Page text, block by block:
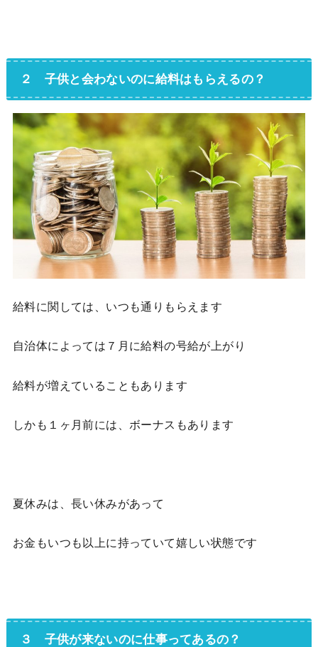
２ 子供と会わないのに給料はもらえるの？
給料に関しては、いつも通りもらえます
自治体によっては７月に給料の号給が上がり
給料が増えていることもあります
しかも１ヶ月前には、ボーナスもあります
夏休みは、長い休みがあって
お金もいつも以上に持っていて嬉しい状態です
３ 子供が来ないのに仕事ってあるの？